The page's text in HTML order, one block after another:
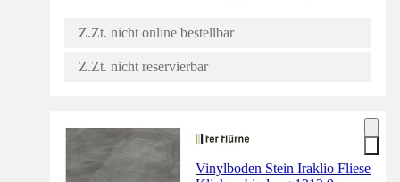
Z.Zt. nicht online bestellbar
Z.Zt. nicht reservierbar
Vinylboden Stein Iraklio Fliese